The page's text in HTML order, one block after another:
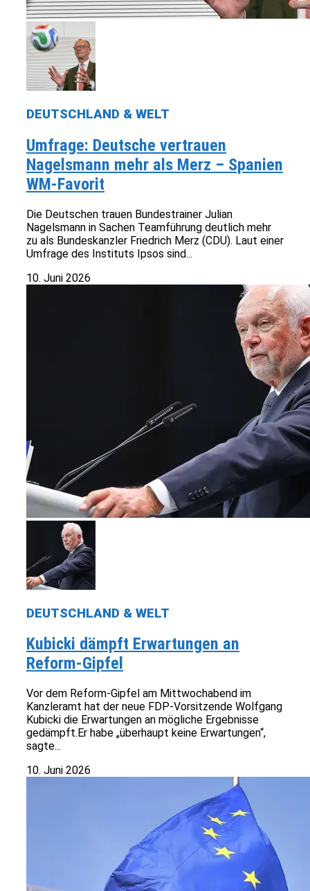
DEUTSCHLAND & WELT
Umfrage: Deutsche vertrauen
Nagelsmann mehr als Merz – Spanien
WM-Favorit
Die Deutschen trauen Bundestrainer Julian
Nagelsmann in Sachen Teamführung deutlich mehr
zu als Bundeskanzler Friedrich Merz (CDU). Laut einer
Umfrage des Instituts Ipsos sind...
10. Juni 2026
DEUTSCHLAND & WELT
Kubicki dämpft Erwartungen an
Reform-Gipfel
Vor dem Reform-Gipfel am Mittwochabend im
Kanzleramt hat der neue FDP-Vorsitzende Wolfgang
Kubicki die Erwartungen an mögliche Ergebnisse
gedämpft.Er habe „überhaupt keine Erwartungen“,
sagte...
10. Juni 2026